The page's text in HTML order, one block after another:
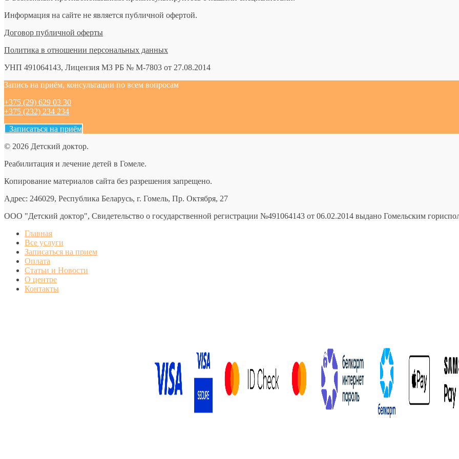
Информация на сайте не является публичной офертой.
Договор публичной оферты
Политика в отношении персональных данных
УНП 491064143, Лицензия МЗ РБ № М-7803 от 27.08.2014
Запись на приём, консультации по всем вопросам
+375 (29) 629 03 30
+375 (232) 234 234
Записаться на приём
© 2026 Детский доктор.
Реабилитация и лечение детей в Гомеле.
Копирование материалов сайта без разрешения запрещено.
Адрес: 246029, Республика Беларусь, г. Гомель, Пр. Октября, 27
ООО "Детский доктор", Свидетельство о государственной регистрации №491064143 от 06.02.2014 выдано Гомельским
Главная
Все услуги
Записаться на прием
Оплата
Статьи и Новости
О центре
Контакты